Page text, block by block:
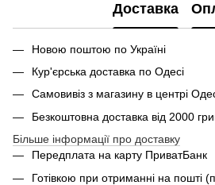
Доставка
Новою поштою по Україні
Кур'єрська доставка по Одесі
Самовивіз з магазину в центрі
Безкоштовна доставка від 2000
Більше інформації про доставку
Передплата на карту ПриватБанк
Готівкою при отриманні на пошті